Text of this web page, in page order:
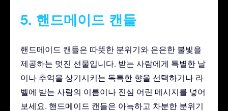
5. 핸드메이드 캔들
핸드메이드 캔들은 따뜻한 분위기와 은은한 불빛을
제공하는 멋진 선물입니다. 받는 사람에게 특별한 날
이나 추억을 상기시키는 독특한 향을 선택하거나 라
벨에 받는 사람의 이름이나 진심 어린 메시지를 넣어
보세요. 핸드메이드 캔들은 아늑하고 차분한 분위기